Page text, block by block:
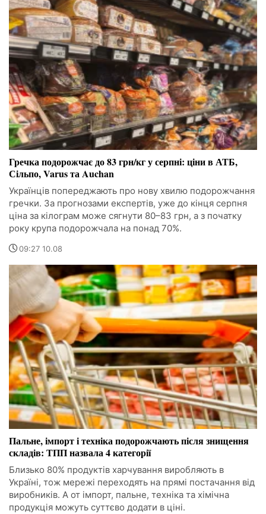
Гречка подорожчає до 83 грн/кг у серпні: ціни в АТБ,
Сільпо, Varus та Auchan
Українців попереджають про нову хвилю подорожчання
гречки. За прогнозами експертів, уже до кінця серпня
ціна за кілограм може сягнути 80–83 грн, а з початку
року крупа подорожчала на понад 70%.
09:27 10.08
Пальне, імпорт і техніка подорожчають після знищення
складів: ТПП назвала 4 категорії
Близько 80% продуктів харчування виробляють в
Україні, тож мережі переходять на прямі постачання від
виробників. А от імпорт, пальне, техніка та хімічна
продукція можуть суттєво додати в ціні.